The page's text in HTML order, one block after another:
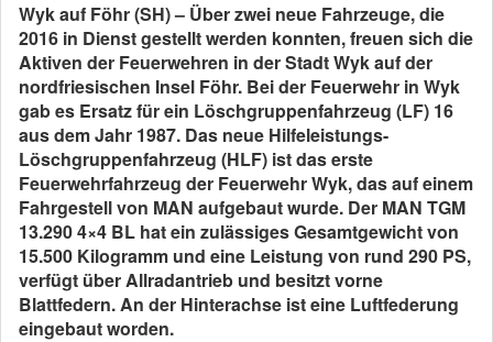
Wyk auf Föhr (SH) – Über zwei neue Fahrzeuge, die
2016 in Dienst gestellt werden konnten, freuen sich die
Aktiven der Feuerwehren in der Stadt Wyk auf der
nordfriesischen Insel Föhr. Bei der Feuerwehr in Wyk
gab es Ersatz für ein Löschgruppenfahrzeug (LF) 16
aus dem Jahr 1987. Das neue Hilfeleistungs-
Löschgruppenfahrzeug (HLF) ist das erste
Feuerwehrfahrzeug der Feuerwehr Wyk, das auf einem
Fahrgestell von MAN aufgebaut wurde. Der MAN TGM
13.290 4×4 BL hat ein zulässiges Gesamtgewicht von
15.500 Kilogramm und eine Leistung von rund 290 PS,
verfügt über Allradantrieb und besitzt vorne
Blattfedern. An der Hinterachse ist eine Luftfederung
eingebaut worden.